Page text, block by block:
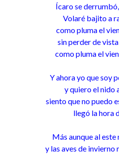
Ícaro se
Volaré bajito a
como pluma el
sin perder de
como pluma el
Y ahora yo que soy
y quiero el nido
siento que no puedo
llegó la hora
Más aunque al este
y las aves de invierno